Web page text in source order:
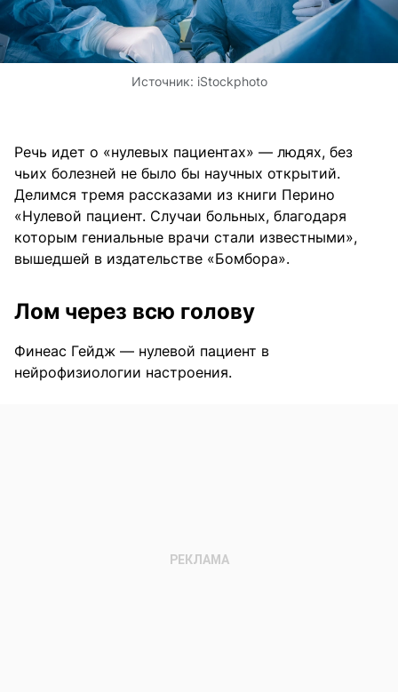
Источник: iStockphoto
Речь идет о «нулевых пациентах» — людях, без
чьих болезней не было бы научных открытий.
Делимся тремя рассказами из книги Перино
«Нулевой пациент. Случаи больных, благодаря
которым гениальные врачи стали известными»,
вышедшей в издательстве «Бомбора».
Лом через всю голову
Финеас Гейдж — нулевой пациент в
нейрофизиологии настроения.